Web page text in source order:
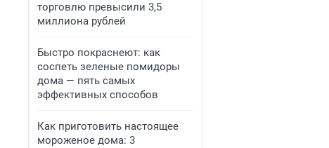
торговлю превысили 3,5
миллиона рублей
Быстро покраснеют: как
соспеть зеленые помидоры
дома — пять самых
эффективных способов
Как приготовить настоящее
мороженое дома: 3